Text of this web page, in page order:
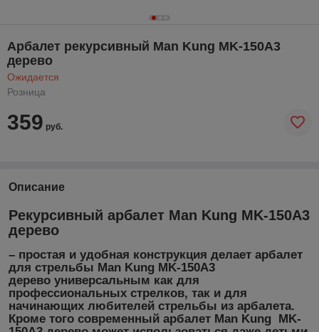
Арбалет рекурсивный Man Kung MK-150A3
дерево
Ожидается
Розница
359 руб.
Описание
Рекурсивный арбалет Man Kung MK-150A3
дерево
– простая и удобная конструкция делает арбалет
для стрельбы Man Kung MK-150A3
дерево универсальным как для
профессиональных стрелков, так и для
начинающих любителей стрельбы из арбалета.
Кроме того современный арбалет Man Kung
MK-